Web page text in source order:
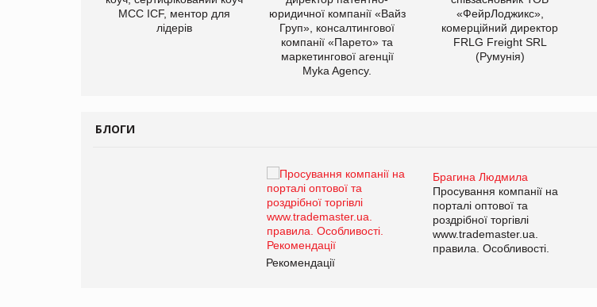
МСС ICF, ментор для
лідерів
юридичної компанії «Вайз
Груп», консалтингової
компанії «Парето» та
маркетингової агенції
Myka Agency.
«ФейрЛоджикс»,
комерційний директор
FRLG Freight SRL
(Румунія)
БЛОГИ
Брагина Людмила
Просування компанії на
порталі оптової та
роздрібної торгівлі
www.trademaster.ua.
правила. Особливості.
Рекомендації